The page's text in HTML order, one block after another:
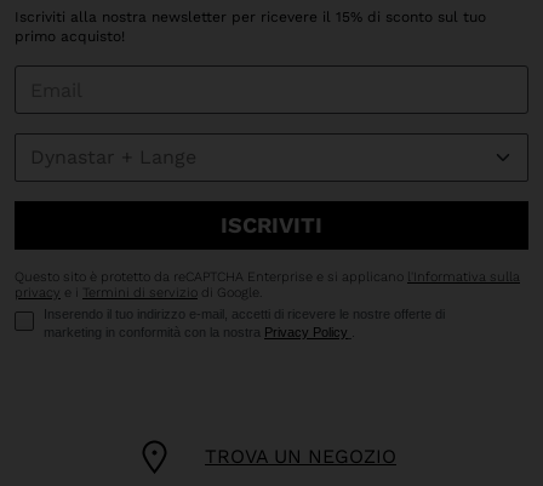
TROVA UN NEGOZIO
Iscriviti alla nostra newsletter per ricevere il 15% di sconto sul tuo
primo acquisto!
ISCRIVITI
Questo sito è protetto da reCAPTCHA Enterprise e si applicano
l'Informativa sulla
privacy e i Termini di servizio di Google.
Inserendo il tuo indirizzo e-mail, accetti di ricevere le nostre offerte di
marketing in conformità con la nostra Privacy Policy .